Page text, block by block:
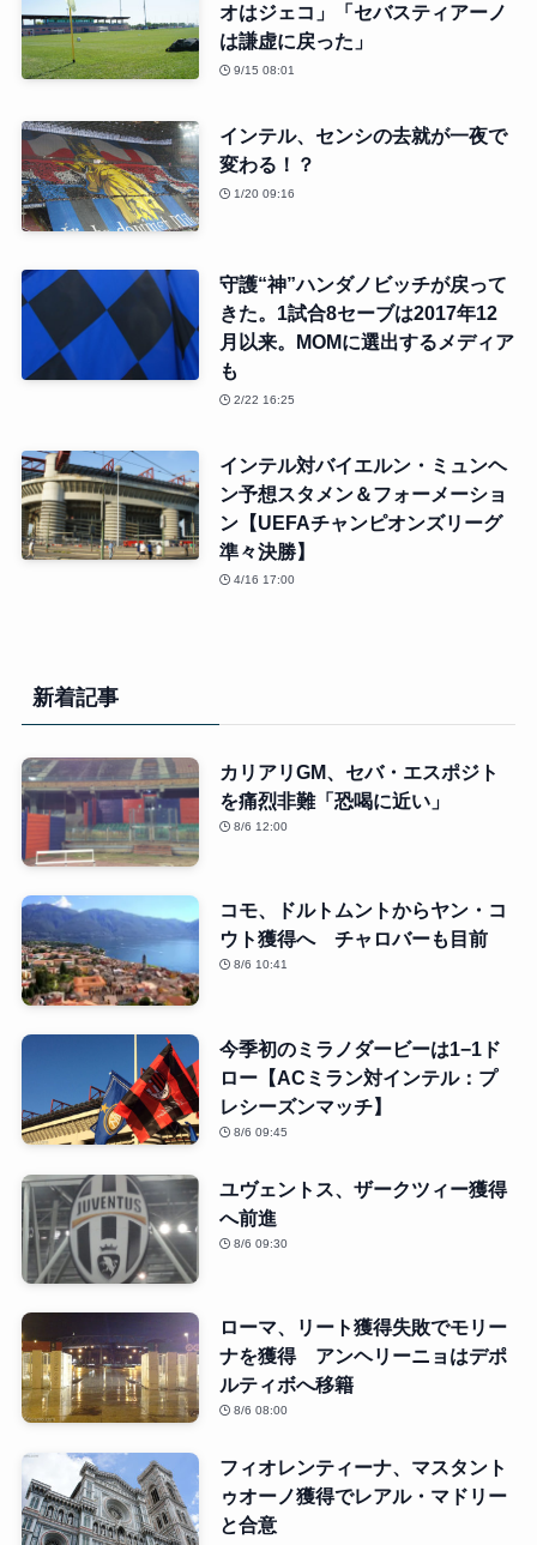
オはジェコ」「セバスティアーノ
は謙虚に戻った」
9/15 08:01
インテル、センシの去就が一夜で
変わる！？
1/20 09:16
守護“神”ハンダノビッチが戻って
きた。1試合8セーブは2017年12
月以来。MOMに選出するメディア
も
2/22 16:25
インテル対バイエルン・ミュンヘ
ン予想スタメン＆フォーメーショ
ン【UEFAチャンピオンズリーグ
準々決勝】
4/16 17:00
新着記事
カリアリGM、セバ・エスポジト
を痛烈非難「恐喝に近い」
8/6 12:00
コモ、ドルトムントからヤン・コ
ウト獲得へ チャロバーも目前
8/6 10:41
今季初のミラノダービーは1−1ド
ロー【ACミラン対インテル：プ
レシーズンマッチ】
8/6 09:45
ユヴェントス、ザークツィー獲得
へ前進
8/6 09:30
ローマ、リート獲得失敗でモリー
ナを獲得 アンヘリーニョはデポ
ルティボへ移籍
8/6 08:00
フィオレンティーナ、マスタント
ゥオーノ獲得でレアル・マドリー
と合意